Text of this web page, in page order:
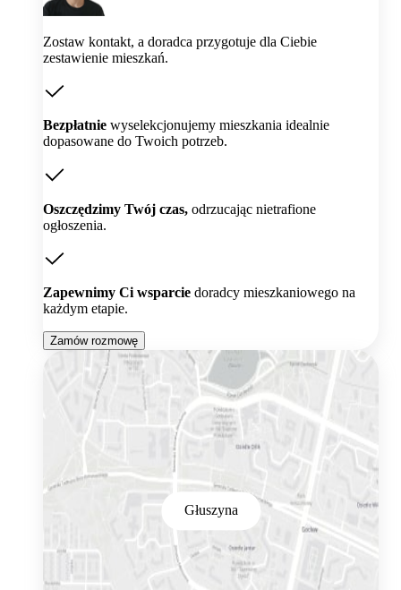
Zostaw kontakt, a doradca przygotuje dla Ciebie
zestawienie mieszkań.
Bezpłatnie wyselekcjonujemy mieszkania idealnie
dopasowane do Twoich potrzeb.
Oszczędzimy Twój czas, odrzucając nietrafione
ogłoszenia.
Zapewnimy Ci wsparcie doradcy mieszkaniowego na
każdym etapie.
Zamów rozmowę
Głuszyna